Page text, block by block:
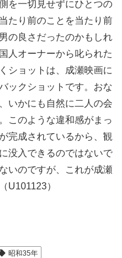
を一切見せずにひとつの
たり前のことを当たり前
の良さだったのかもしれ
人オーナーから叱られた
ショットは、成瀬映画に
ックショットです。おな
いかにも自然に二人の会
このような違和感がまっ
完成されているから、観
没入できるのではないで
いのですが、これが成瀬
U101123）
昭和35年